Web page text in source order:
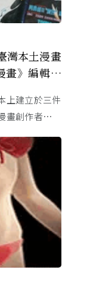
灣本土漫畫
畫》編輯黃
上建立於三件
創作者從小